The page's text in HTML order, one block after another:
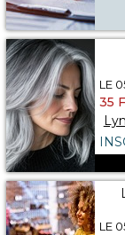
LE
35
LE